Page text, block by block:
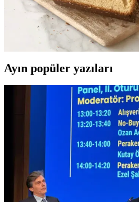
Paskalya keki, renkli süslemeleri ve
vazgeçilmez tatlısıdır. Evde kolayca
süsleme önerileriyle bayramınızı daha özel
Ayın popüler yazıları